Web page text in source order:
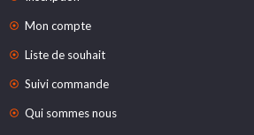
Mon compte
Liste de souhait
Suivi commande
Qui sommes nous